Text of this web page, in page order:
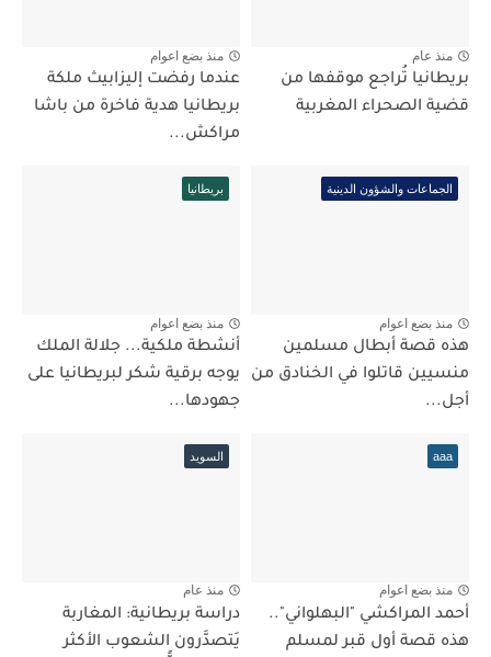
منذ عام
بريطانيا تُراجع موقفها من
قضية الصحراء المغربية
منذ بضع اعوام
عندما رفضت إليزابيث ملكة
بريطانيا هدية فاخرة من باشا
مراكش...
الجماعات والشؤون الدينية
منذ بضع اعوام
هذه قصة أبطال مسلمين
منسيين قاتلوا في الخنادق من
أجل...
بريطانيا
منذ بضع اعوام
أنشطة ملكية... جلالة الملك
يوجه برقية شكر لبريطانيا على
جهودها...
aaa
منذ بضع اعوام
أحمد المراكشي "البهلواني"..
هذه قصة أول قبر لمسلم
السويد
منذ عام
دراسة بريطانية: المغاربة
يَتصدَّرون الشعوب الأكثر